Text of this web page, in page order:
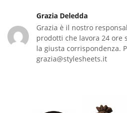
Grazia Deledda
Grazia è il nostro
prodotti che lavora 24 ore
la giusta corrispondenza.
grazia@stylesheets.it